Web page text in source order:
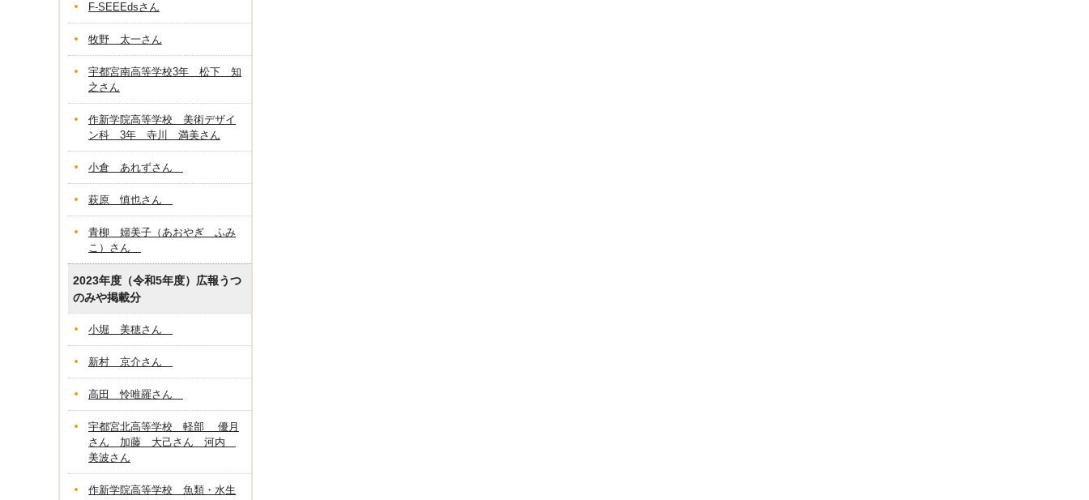
F-SEEEdsさん
牧野 太一さん
宇都宮南高等学校3年 松下 知
之さん
作新学院高等学校 美術デザイ
ン科 3年 寺川 満美さん
小倉 あれずさん
萩原 慎也さん
青柳 婦美子（あおやぎ ふみ
こ）さん
2023年度（令和5年度）広報うつ
のみや掲載分
小堀 美穂さん
新村 京介さん
高田 怜唯羅さん
宇都宮北高等学校 軽部 優月
さん 加藤 大己さん 河内
美波さん
作新学院高等学校 魚類・水生